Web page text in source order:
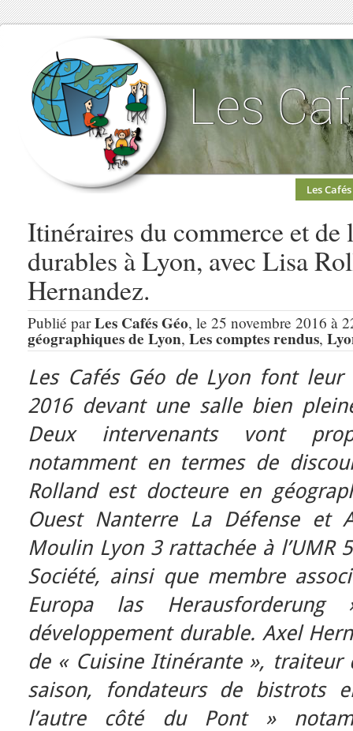
Les Cafés
Itinéraires du commerce et de
durables à Lyon, avec Lisa
Hernandez.
Publié parLes Cafés Géo, le 25 novembre 2016 à
géographiques de Lyon, Les comptes rendus,
Les Cafés Géo de Lyon font
2016 devant une salle bien
Deux intervenants vont
notamment en termes de
Rolland est docteure en
Ouest Nanterre La Défense et
Moulin Lyon 3 rattachée à l’UMR
Société, ainsi que membre
Europa las
développement durable. Axel
de « Cuisine Itinérante »,
saison, fondateurs de bistrots
l’autre côté du Pont »